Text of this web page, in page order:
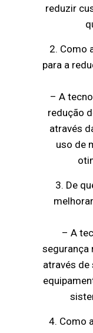
reduzir
2. Como
para a
– A
redução
através
uso de
3. De
– A
segurança
através
4. Como